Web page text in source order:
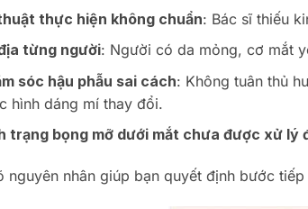
thực hiện không chuẩn: Bác sĩ thiếu
từng người: Người có da mỏng, cơ mắt
sóc hậu phẫu sai cách: Không tuân thủ
hình dáng mí thay đổi.
trạng bọng mỡ dưới mắt chưa được xử lý
nguyên nhân giúp bạn quyết định bước